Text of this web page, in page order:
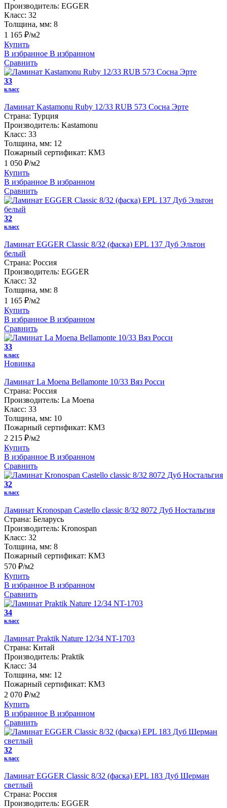
Производитель: EGGER
Класс: 32
Толщина, мм: 8
1 165 ₽/м2
Купить
В избранное В избранном
Сравнить
33
класс
Ламинат Kastamonu Ruby 12/33 RUB 573 Сосна Эрте
Страна: Турция
Производитель: Kastamonu
Класс: 33
Толщина, мм: 12
Пожарный сертификат: КМ3
1 050 ₽/м2
Купить
В избранное В избранном
Сравнить
32
класс
Ламинат EGGER Classic 8/32 (фаска) EPL 137 Дуб Эльтон
белый
Страна: Россия
Производитель: EGGER
Класс: 32
Толщина, мм: 8
1 165 ₽/м2
Купить
В избранное В избранном
Сравнить
33
класс
Новинка
Ламинат La Moena Bellamonte 10/33 Вяз Росси
Страна: Россия
Производитель: La Moena
Класс: 33
Толщина, мм: 10
Пожарный сертификат: КМ3
2 215 ₽/м2
Купить
В избранное В избранном
Сравнить
32
класс
Ламинат Kronospan Castello classic 8/32 8072 Дуб Ностальгия
Страна: Беларусь
Производитель: Kronospan
Класс: 32
Толщина, мм: 8
Пожарный сертификат: КМ3
570 ₽/м2
Купить
В избранное В избранном
Сравнить
34
класс
Ламинат Praktik Nature 12/34 NT-1703
Страна: Китай
Производитель: Praktik
Класс: 34
Толщина, мм: 12
Пожарный сертификат: КМ3
2 070 ₽/м2
Купить
В избранное В избранном
Сравнить
32
класс
Ламинат EGGER Classic 8/32 (фаска) EPL 183 Дуб Шерман
светлый
Страна: Россия
Производитель: EGGER